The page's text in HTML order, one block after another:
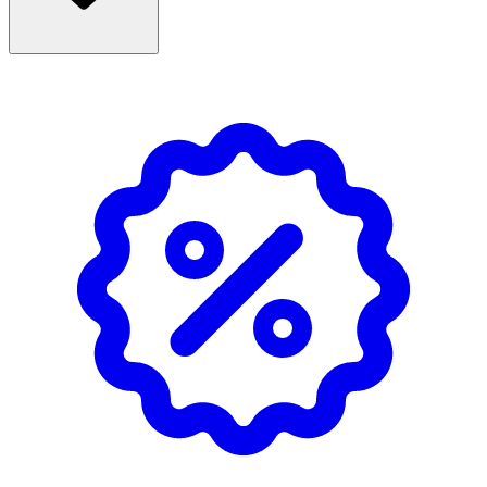
Användning
- Anpassningsbara spännband med kardborreband för